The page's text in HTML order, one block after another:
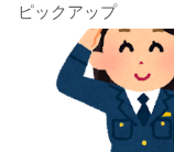
ピックアップ